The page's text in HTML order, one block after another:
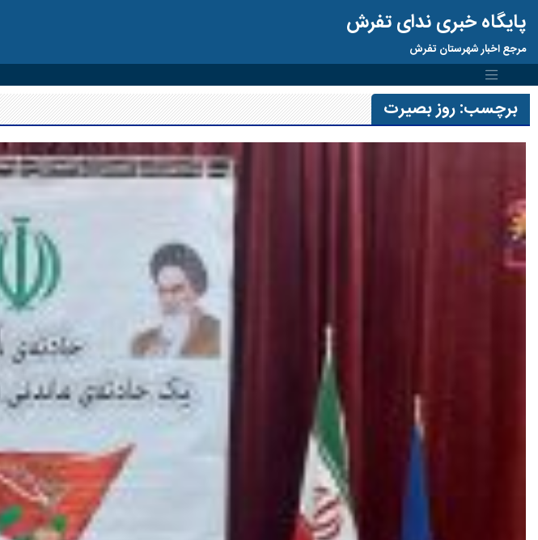
پایگاه خبری ندای تفرش
مرجع اخبار شهرستان تفرش
برچسب:روز بصیرت